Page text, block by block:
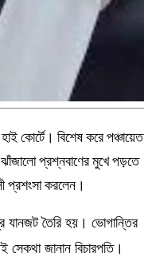
কোর্টে। বিশেষ করে পঞ্চায়েত
ঝাঁজালো প্রশ্নবাণের মুখে পড়তে
প্রশংসা করলেন।
যানজট তৈরি হয়। ভোগান্তির
জানান বিচারপতি।